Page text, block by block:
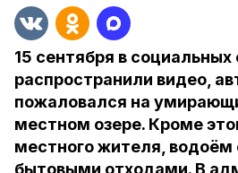
15 сентября в социальных
распространили видео,
пожаловался на
местном озере. Кроме
местного жителя, водоём
бытовыми отходами. В